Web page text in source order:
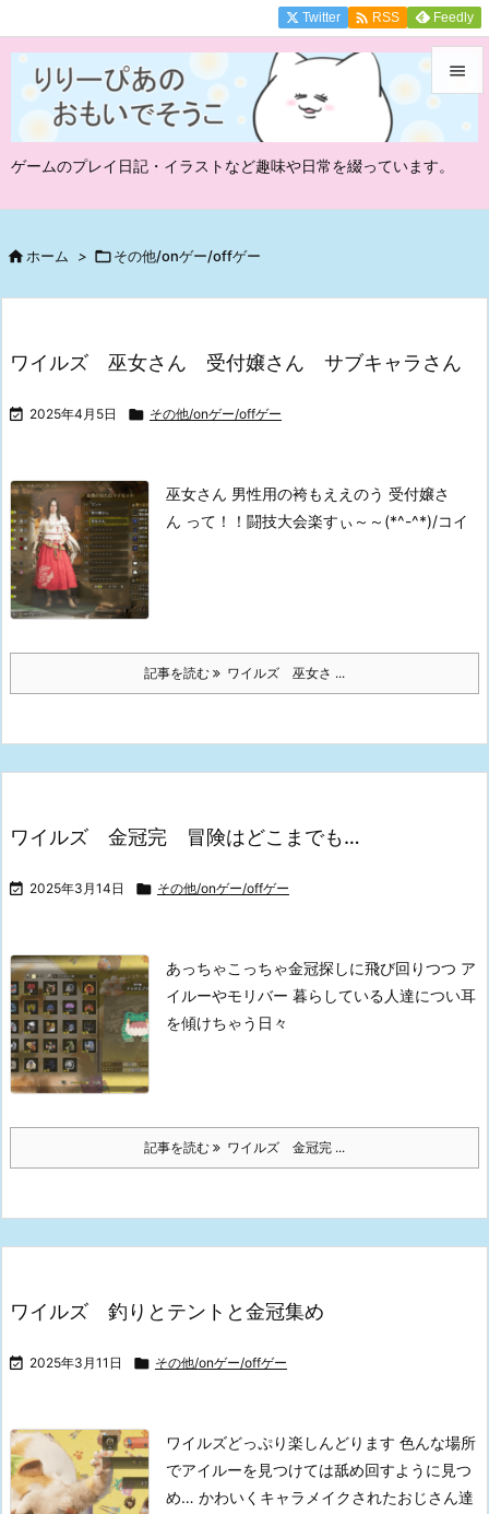
ゲームのプレイ日記・イラストなど趣味や日常を綴っています。

メニュ
検索
Twitter  RSS Feedly
ホーム > その他/onゲー/offゲー
ワイルズ 巫女さん 受付嬢さん サブキャラさん
 2025年4月5日  その他/onゲー/offゲー
巫女さん 男性用の袴もええのう 受付嬢さ
ん って！！闘技大会楽すぃ～～(*^-^*)/コイ
記事を読む ワイルズ 巫女さ ...
ワイルズ 金冠完 冒険はどこまでも…
 2025年3月14日  その他/onゲー/offゲー
あっちゃこっちゃ金冠探しに飛び回りつつ ア
イルーやモリバー 暮らしている人達につい耳
を傾けちゃう日々
記事を読む ワイルズ 金冠完 ...
ワイルズ 釣りとテントと金冠集め
 2025年3月11日  その他/onゲー/offゲー
ワイルズどっぷり楽しんどります 色んな場所
でアイルーを見つけては舐め回すように見つ
め… かわいくキャラメイクされたおじさん達